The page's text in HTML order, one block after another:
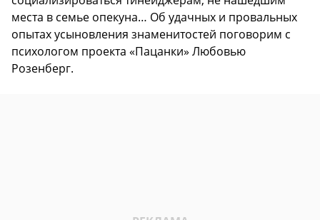
места в семье опекуна… Об удачных и провальных
опытах усыновления знаменитостей поговорим с
психологом проекта «Пацанки» Любовью
Розенберг.